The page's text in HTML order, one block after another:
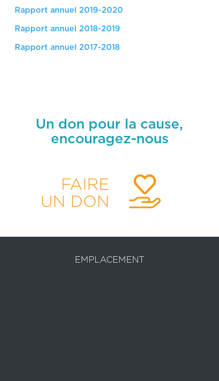
Rapport annuel 2019-2020
Rapport annuel 2018-2019
Rapport annuel 2017-2018
Un don pour la cause,
encouragez-nous
FAIRE
UN DON
EMPLACEMENT